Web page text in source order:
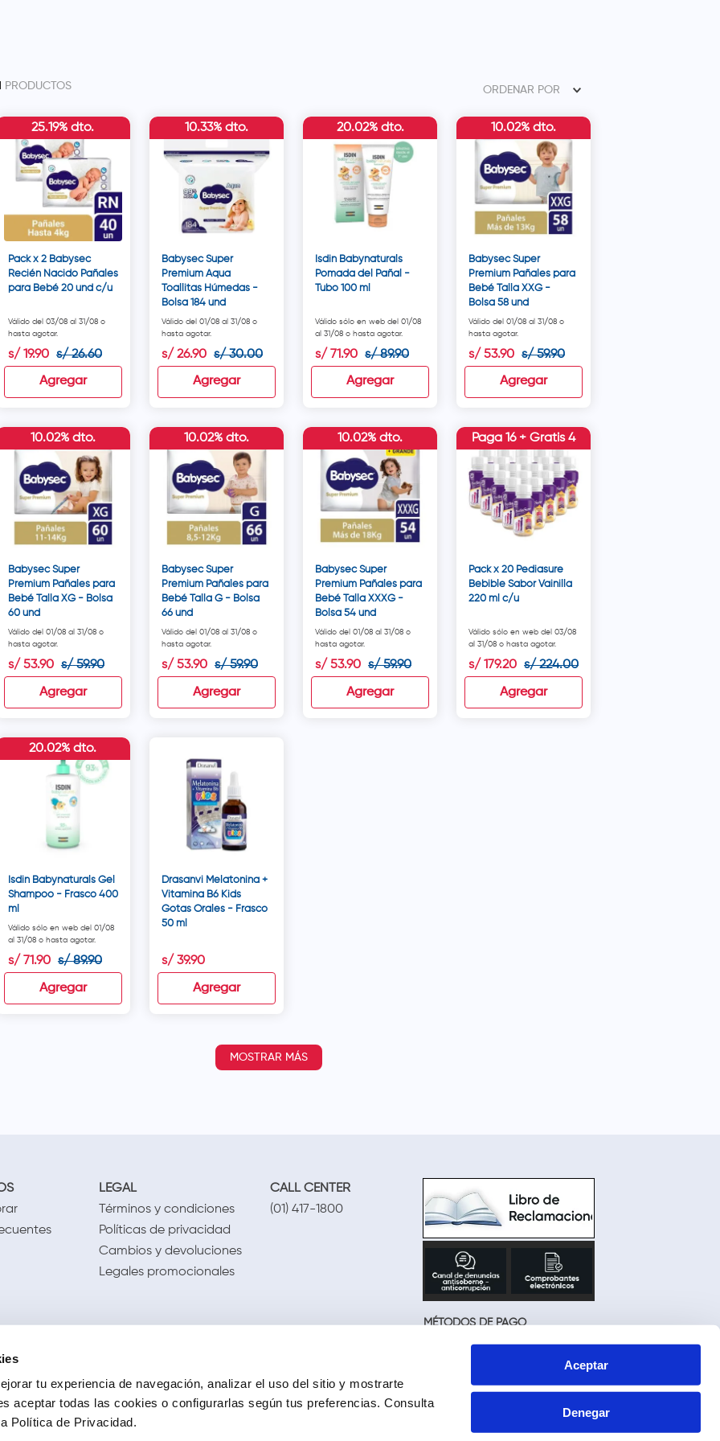
tu experiencia de navegación, analizar el uso del sitio y mostrarte
aceptar todas las cookies o configurarlas según tus preferencias.Consulta
Política de Privacidad.
Aceptar
Denegar
PRODUCTOS ORDENAR POR
Pack x 2 Babysec
Recién Nacido Pañales
para Bebé 20 und c/u
Válido del 03/08 al 31/08 o
hasta agotar.
s/ 19.90 s/ 26.60
25.19% dto.
Agregar
Babysec Super
Premium Aqua
Toallitas Húmedas -
Bolsa 184 und
Válido del 01/08 al 31/08 o
hasta agotar.
s/ 26.90 s/ 30.00
10.33% dto.
Agregar
Isdin Babynaturals
Pomada del Pañal -
Tubo 100 ml
Válido sólo en web del 01/08
al 31/08 o hasta agotar.
s/ 71.90 s/ 89.90
20.02% dto.
Agregar
Babysec Super
Premium Pañales para
Bebé Talla XXG -
Bolsa 58 und
Válido del 01/08 al 31/08 o
hasta agotar.
s/ 53.90 s/ 59.90
10.02% dto.
Agregar
Babysec Super
Premium Pañales para
Bebé Talla XG - Bolsa
60 und
Válido del 01/08 al 31/08 o
hasta agotar.
s/ 53.90 s/ 59.90
10.02% dto.
Agregar
Babysec Super
Premium Pañales para
Bebé Talla G - Bolsa
66 und
Válido del 01/08 al 31/08 o
hasta agotar.
s/ 53.90 s/ 59.90
10.02% dto.
Agregar
Babysec Super
Premium Pañales para
Bebé Talla XXXG -
Bolsa 54 und
Válido del 01/08 al 31/08 o
hasta agotar.
s/ 53.90 s/ 59.90
10.02% dto.
Agregar
Pack x 20 Pediasure
Bebible Sabor Vainilla
220 ml c/u
Válido sólo en web del 03/08
al 31/08 o hasta agotar.
s/ 179.20 s/ 224.00
Paga 16 + Gratis 4
Agregar
Isdin Babynaturals Gel
Shampoo - Frasco 400
ml
Válido sólo en web del 01/08
al 31/08 o hasta agotar.
s/ 71.90 s/ 89.90
20.02% dto.
Agregar
Drasanvi Melatonina +
Vitamina B6 Kids
Gotas Orales - Frasco
50 ml
s/ 39.90
Agregar
MOSTRAR MÁS
LEGAL
Términos y condiciones
Políticas de privacidad
Cambios y devoluciones
Legales promocionales
CALL CENTER
(01) 417-1800
MÉTODOS DE PAGO